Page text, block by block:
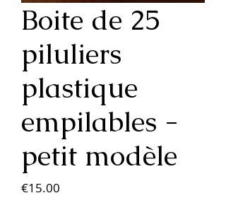
Boite de 25
piluliers
plastique
empilables -
petit modèle
€15.00